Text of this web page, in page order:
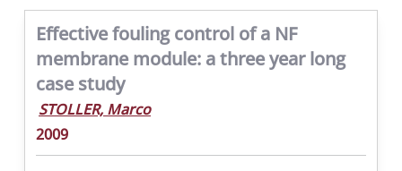
Effective fouling control of a NF
membrane module: a three year long
case study
STOLLER, Marco
2009